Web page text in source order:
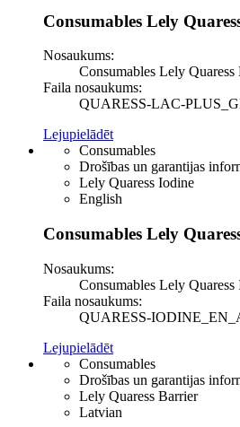
Consumables Lely
Nosaukums:
Consumables Lely Quaress
Faila nosaukums:
QUARESS-LAC-
Lejupielādēt
Consumables
Drošības un garantijas
Lely Quaress Iodine
English
Consumables Lely
Nosaukums:
Consumables Lely Quaress
Faila nosaukums:
QUARESS-
Lejupielādēt
Consumables
Drošības un garantijas
Lely Quaress Barrier
Latvian